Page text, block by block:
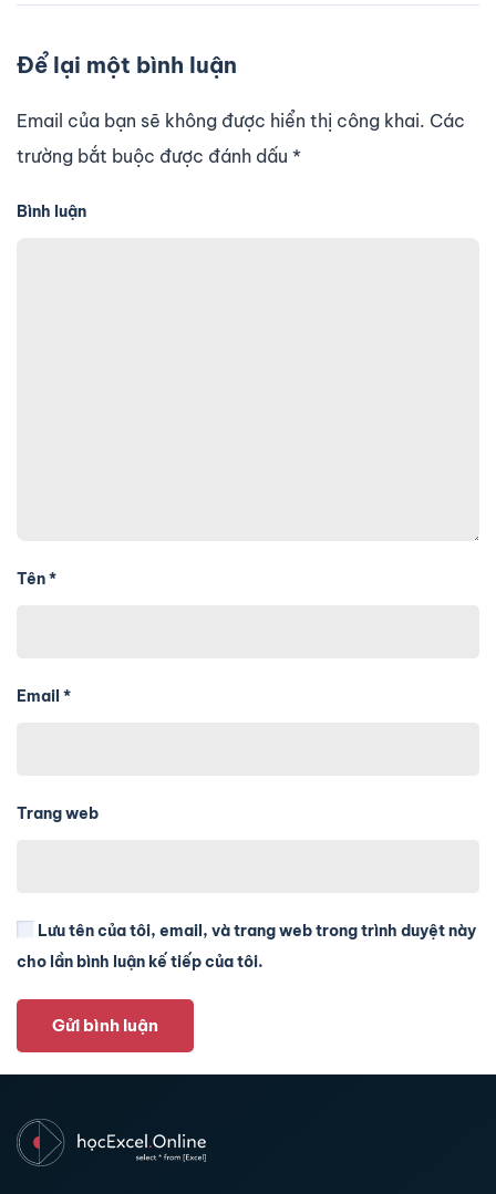
Để lại một bình luận
Email của bạn sẽ không được hiển thị công khai. Các
trường bắt buộc được đánh dấu *
Bình luận
Tên*
Email *
Trang web
Lưu tên của tôi, email, và trang web trong trình duyệt này
cho lần bình luận kế tiếp của tôi.
Gửi bình luận